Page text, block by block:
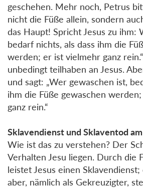
geschehen. Mehr noch, Petrus
nicht die Füße allein, sondern
das Haupt! Spricht Jesus zu ihm:
bedarf nichts, als dass ihm die
werden; er ist vielmehr ganz
unbedingt teilhaben an Jesus.
und sagt: „Wer gewaschen ist,
ihm die Füße gewaschen
ganz rein.“
Sklavendienst und Sklaventod
Wie ist das zu verstehen? Der
Verhalten Jesu liegen. Durch die
leistet Jesus einen
aber, nämlich als Gekreuzigter,